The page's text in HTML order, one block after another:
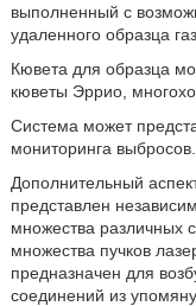
выполненный с
удаленного образца
Кювета для образца
кюветы Эррио,
Система может
мониторинга выбросов.
Дополнительный
представлен
множества различных
множества пучков
предназначен для
соединений из